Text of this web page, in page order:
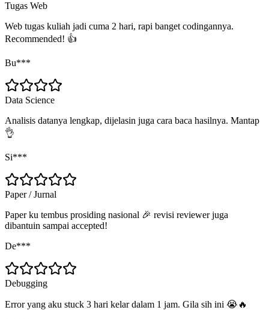
Tugas Web
Web tugas kuliah jadi cuma 2 hari, rapi banget codingannya.
Recommended! 👍
Bu***
Data Science
Analisis datanya lengkap, dijelasin juga cara baca hasilnya. Mantap
👌
Si***
Paper / Jurnal
Paper ku tembus prosiding nasional 🎉 revisi reviewer juga
dibantuin sampai accepted!
De***
Debugging
Error yang aku stuck 3 hari kelar dalam 1 jam. Gila sih ini 😭🔥